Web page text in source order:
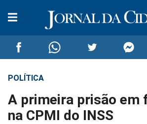
Compartilhar
no
Compartilhar
no
no
no
POLÍTICA
A primeira prisão em
na CPMI do INSS